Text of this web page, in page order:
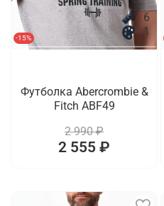
-15%
6
1
Футболка Abercrombie &
Fitch ABF49
2 990 ₽
2 555 ₽